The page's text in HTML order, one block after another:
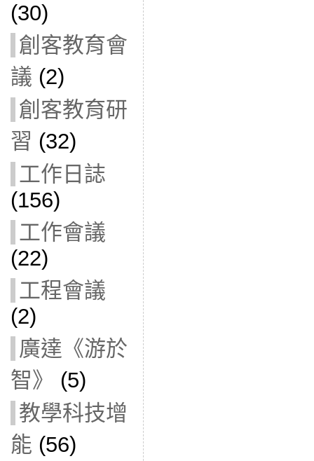
(30)
創客教育會
議 (2)
創客教育研
習 (32)
工作日誌
(156)
工作會議
(22)
工程會議
(2)
廣達《游於
智》
(5)
教學科技增
能 (56)